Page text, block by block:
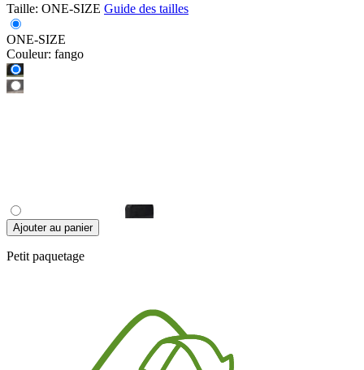
Taille: ONE-SIZE Guide des tailles
ONE-SIZE
Couleur: fango
Ajouter au panier
Petit paquetage